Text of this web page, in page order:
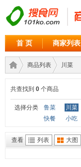
首 页 商家列表
商家›
商品列表
›
川菜
共查找到 0 个商品
选择分类 鲁菜 川菜
快餐
小吃
查看 列表 大图